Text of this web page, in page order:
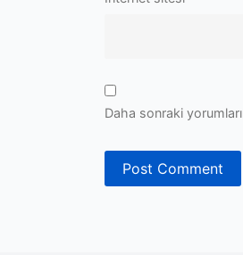
Daha sonraki